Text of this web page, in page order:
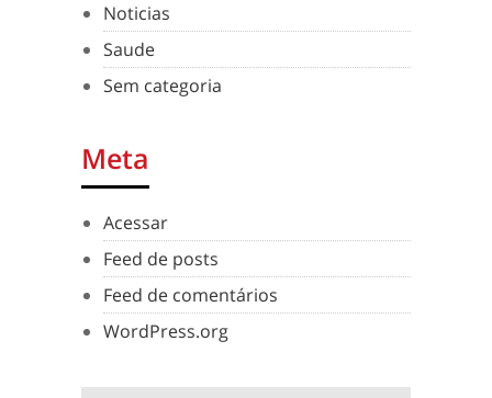
Noticias
Saude
Sem categoria
Meta
Acessar
Feed de posts
Feed de comentários
WordPress.org